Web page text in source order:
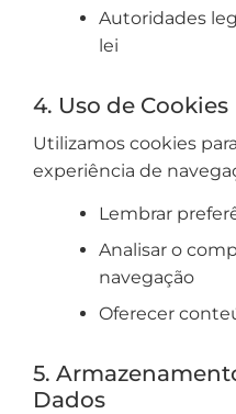
Autoridades
lei
4. Uso de Cookies
Utilizamos cookies
experiência de
Lembrar
Analisar o
navegação
Oferecer
5.
Dados